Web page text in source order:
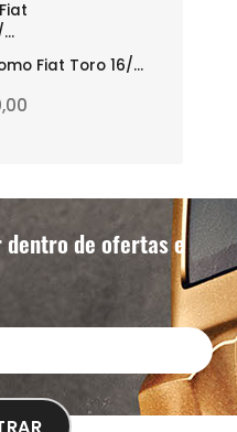
Fiat Toro 16/...
de ofertas e